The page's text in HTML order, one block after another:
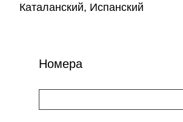
Каталанский, Испанский
Номера